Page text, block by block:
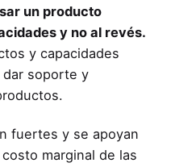
un producto
y no al revés.
y capacidades
dar soporte y
fuertes y se apoyan
marginal de las